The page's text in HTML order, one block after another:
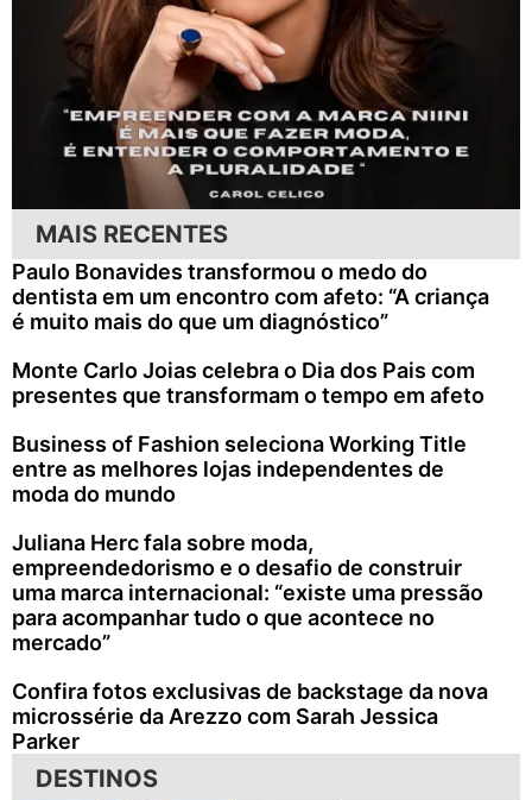
MAIS RECENTES
Paulo Bonavides transformou o medo do
dentista em um encontro com afeto: “A criança
é muito mais do que um diagnóstico”
Monte Carlo Joias celebra o Dia dos Pais com
presentes que transformam o tempo em afeto
Business of Fashion seleciona Working Title
entre as melhores lojas independentes de
moda do mundo
Juliana Herc fala sobre moda,
empreendedorismo e o desafio de construir
uma marca internacional: “existe uma pressão
para acompanhar tudo o que acontece no
mercado”
Confira fotos exclusivas de backstage da nova
microssérie da Arezzo com Sarah Jessica
Parker
DESTINOS